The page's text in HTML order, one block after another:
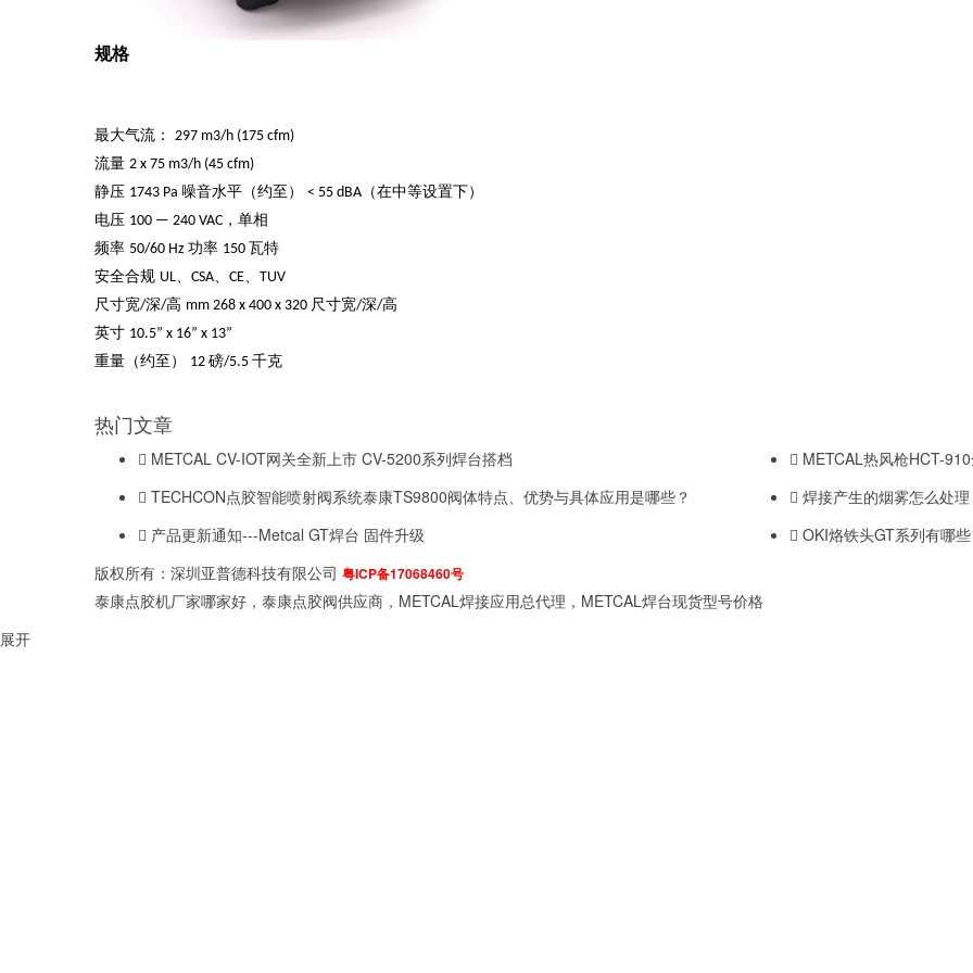
规格
最大气流： 297 m3/h (175 cfm)
流量 2 x 75 m3/h (45 cfm)
静压 1743 Pa 噪音水平（约至） < 55 dBA （在中等设置下）
电压 100 — 240 VAC ，单相
频率 50/60 Hz 功率 150 瓦特
安全合规 UL、 CSA、 CE、 TUV
尺寸宽/深/高 mm 268 x 400 x 320 尺寸宽/深/高
英寸 10.5” x 16” x 13”
重量（约至） 12 磅/5.5 千克
热门文章
METCAL CV-IOT网关全新上市 CV-5200系列焊台搭档
METCAL热风枪HCT-
TECHCON点胶智能喷射阀系统泰康TS9800阀体特点、优势与具体应用是哪些？
焊接产生的烟雾怎么处
产品更新通知---Metcal GT焊台 固件升级
OKI烙铁头GT系列有哪
版权所有：深圳亚普德科技有限公司 粤ICP备17068460号
泰康点胶机厂家哪家好，泰康点胶阀供应商，METCAL焊接应用总代理，METCAL焊台现货型号价格
展开